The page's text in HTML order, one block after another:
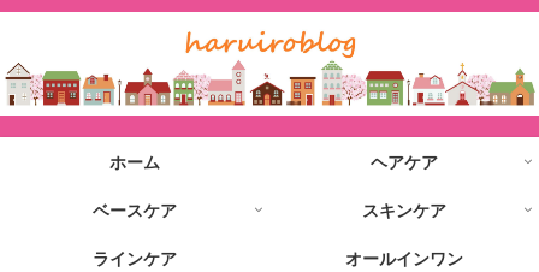
ホーム
ヘアケア
ベースケア
スキンケア
ラインケア
オールインワン